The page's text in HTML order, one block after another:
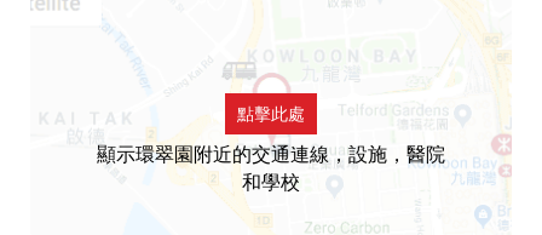
點擊此處
顯示環翠園附近的交通連線，設施，醫院
和學校